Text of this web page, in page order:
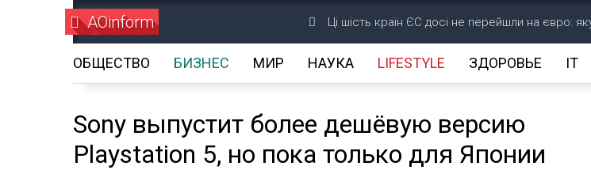
AOinform Ці шість країн ЄС досі не перейшли на євро:
ОБЩЕСТВО БИЗНЕС МИР НАУКА LIFESTYLE ЗДОРОВЬЕ IT
Sony выпустит более дешёвую версию
Playstation 5, но пока только для Японии